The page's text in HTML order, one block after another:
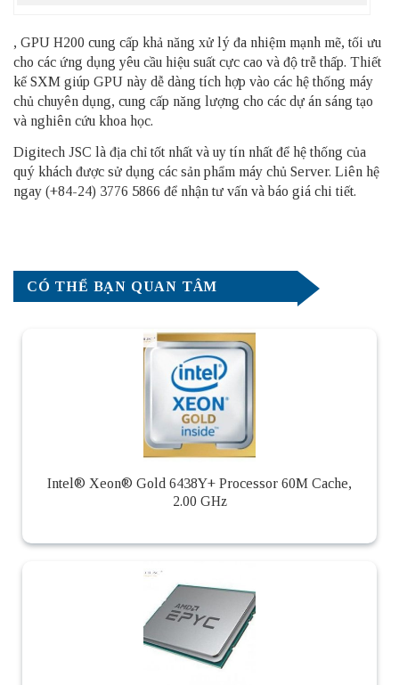
, GPU H200 cung cấp khả năng xử lý đa nhiệm mạnh mẽ, tối ưu
cho các ứng dụng yêu cầu hiệu suất cực cao và độ trễ thấp. Thiết
kế SXM giúp GPU này dễ dàng tích hợp vào các hệ thống máy
chủ chuyên dụng, cung cấp năng lượng cho các dự án sáng tạo
và nghiên cứu khoa học.
Digitech JSC là địa chỉ tốt nhất và uy tín nhất để hệ thống của
quý khách được sử dụng các sản phẩm máy chủ Server. Liên hệ
ngay (+84-24) 3776 5866 để nhận tư vấn và báo giá chi tiết.
CÓ THỂ BẠN QUAN TÂM
Intel® Xeon® Gold 6438Y+ Processor 60M Cache,
2.00 GHz